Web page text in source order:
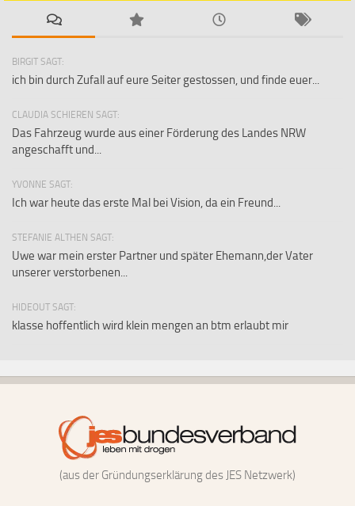
BIRGIT SAGT:
ich bin durch Zufall auf eure Seiter gestossen, und finde euer...
CLAUDIA SCHIEREN SAGT:
Das Fahrzeug wurde aus einer Förderung des Landes NRW
angeschafft und...
YVONNE SAGT:
Ich war heute das erste Mal bei Vision, da ein Freund...
STEFANIE ALTHEN SAGT:
Uwe war mein erster Partner und später Ehemann,der Vater
unserer verstorbenen...
HIDEOUT SAGT:
klasse hoffentlich wird klein mengen an btm erlaubt mir
(aus der Gründungserklärung des JES Netzwerk)